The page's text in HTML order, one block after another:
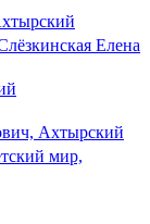
Елена
Ахтырский
мир,